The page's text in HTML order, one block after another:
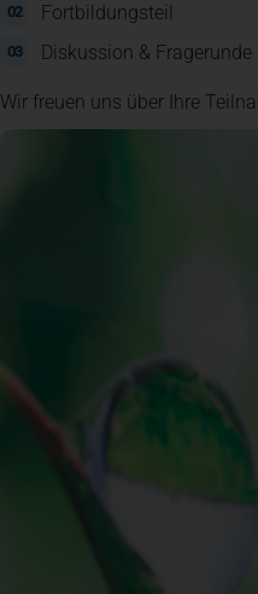
Fortbildungsteil
Diskussion & Fragerunde
Wir freuen uns über Ihre